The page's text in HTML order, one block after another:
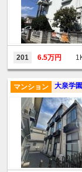
201 6.5万円
大泉学
マンション